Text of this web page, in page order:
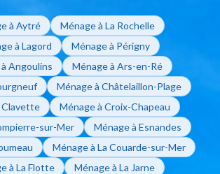
à Aytré
Ménage à La Rochelle
à Lagord
Ménage à Périgny
Angoulins
Ménage à Ars-en-Ré
Ménage à Châtelaillon-Plage
Clavette
Ménage à Croix-Chapeau
sur-Mer
Ménage à Esnandes
Ménage à La Couarde-sur-Mer
à La Flotte
Ménage à La Jarne